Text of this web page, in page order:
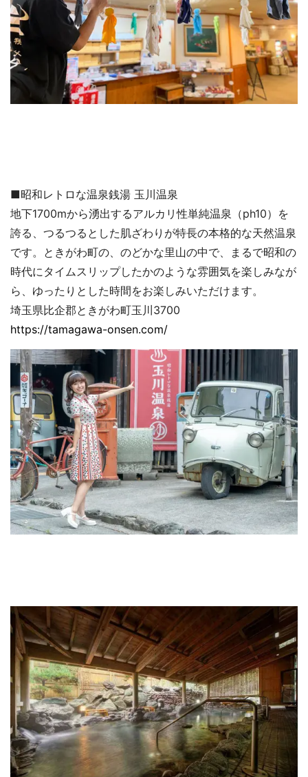
■昭和レトロな温泉銭湯 玉川温泉
地下1700mから湧出するアルカリ性単純温泉（ph10）を
誇る、つるつるとした肌ざわりが特長の本格的な天然温泉
です。ときがわ町の、のどかな里山の中で、まるで昭和の
時代にタイムスリップしたかのような雰囲気を楽しみなが
ら、ゆったりとした時間をお楽しみいただけます。
埼玉県比企郡ときがわ町玉川3700
https://tamagawa-onsen.com/